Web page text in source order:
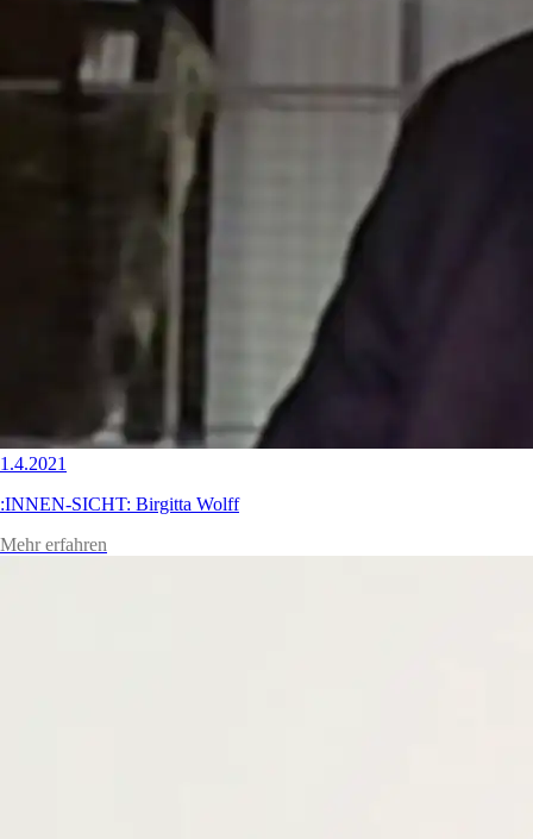
1.4.2021
:INNEN-SICHT: Birgitta Wolff
Mehr erfahren